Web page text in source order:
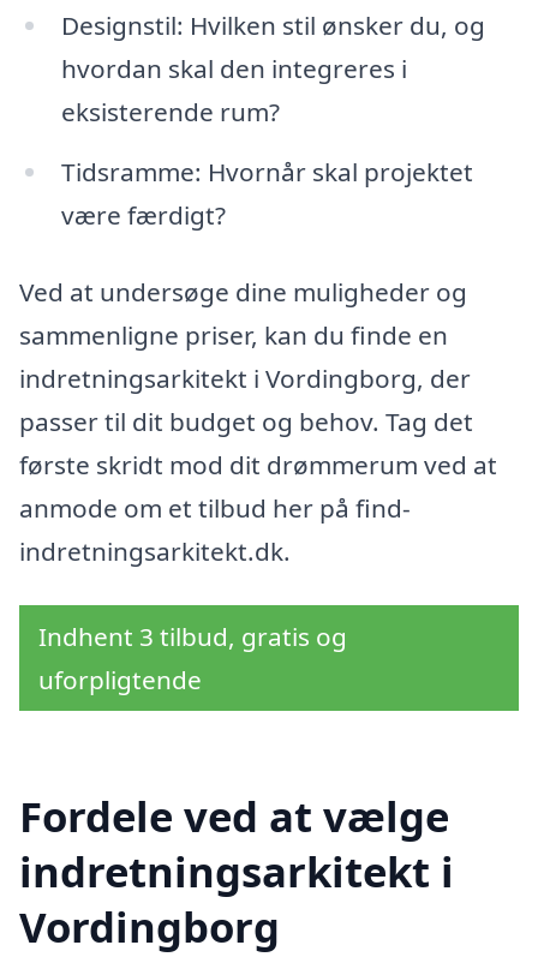
Designstil: Hvilken stil ønsker du, og
hvordan skal den integreres i
eksisterende rum?
Tidsramme: Hvornår skal projektet
være færdigt?
Ved at undersøge dine muligheder og
sammenligne priser, kan du finde en
indretningsarkitekt i Vordingborg, der
passer til dit budget og behov. Tag det
første skridt mod dit drømmerum ved at
anmode om et tilbud her på find-
indretningsarkitekt.dk.
Indhent 3 tilbud, gratis og
uforpligtende
Fordele ved at vælge
indretningsarkitekt i
Vordingborg